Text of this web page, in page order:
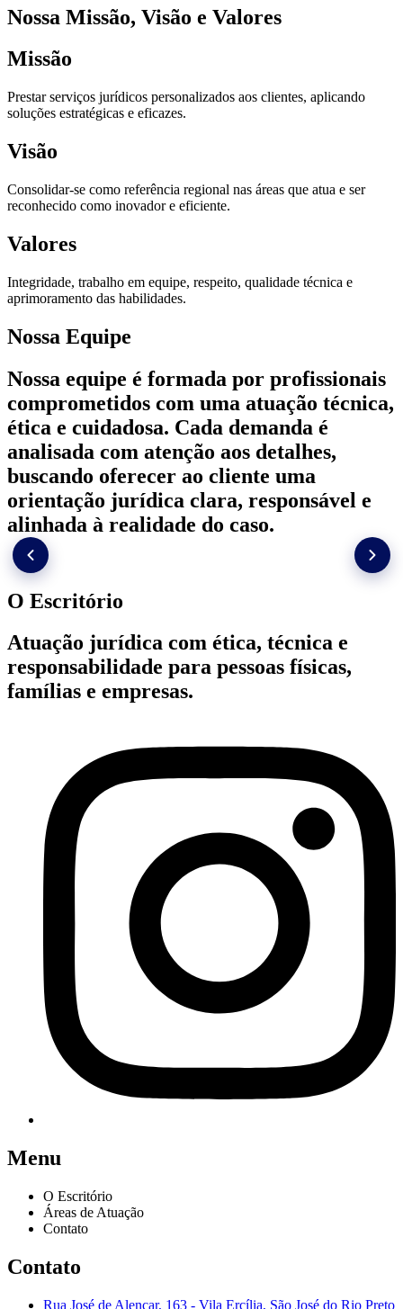
Nossa Missão, Visão e Valores
Missão
Prestar serviços jurídicos personalizados aos clientes, aplicando
soluções estratégicas e eficazes.
Visão
Consolidar-se como referência regional nas áreas que atua e ser
reconhecido como inovador e eficiente.
Valores
Integridade, trabalho em equipe, respeito, qualidade técnica e
aprimoramento das habilidades.
Nossa Equipe
Nossa equipe é formada por profissionais
comprometidos com uma atuação técnica,
ética e cuidadosa. Cada demanda é
analisada com atenção aos detalhes,
buscando oferecer ao cliente uma
orientação jurídica clara, responsável e
alinhada à realidade do caso.
O Escritório
Atuação jurídica com ética, técnica e
responsabilidade para pessoas físicas,
famílias e empresas.
Menu
O Escritório
Áreas de Atuação
Contato
Contato
Rua José de Alencar, 163 - Vila Ercília, São José do Rio Preto